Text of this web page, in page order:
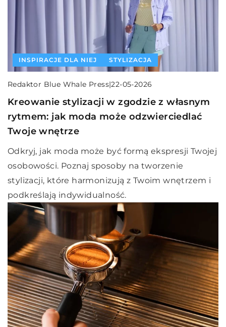
INSPIRACJE DLA NIEJ STYLIZACJA
Redaktor Blue Whale Press|22-05-2026
Kreowanie stylizacji w zgodzie z własnym
rytmem: jak moda może odzwierciedlać
Twoje wnętrze
Odkryj, jak moda może być formą ekspresji Twojej
osobowości. Poznaj sposoby na tworzenie
stylizacji, które harmonizują z Twoim wnętrzem i
podkreślają indywidualność.